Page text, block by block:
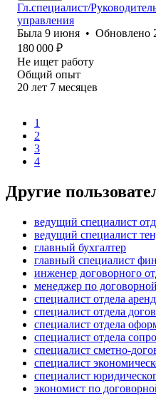
Гл.специалист/
управления
Была 9 июня • Обновлено
180 000 ₽
Не ищет работу
Общий опыт
20 лет 7 месяцев
1
2
3
4
Другие
ведущий специалист
ведущий специалист
главный бухгалтер
главный специалист
инженер договорного
менеджер по
специалист отдела
специалист отдела
специалист отдела
специалист отдела
специалист сметно-
специалист
специалист
экономист по